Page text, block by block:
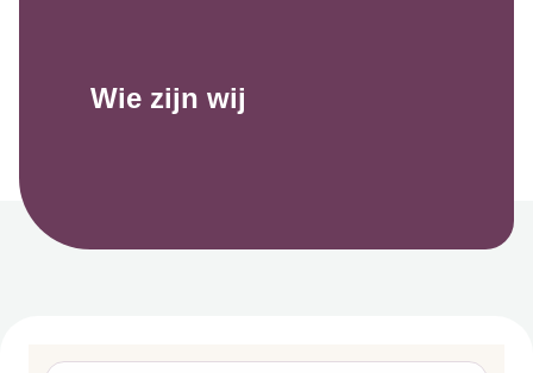
Wie zijn wij